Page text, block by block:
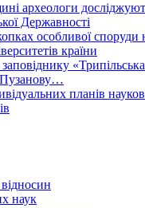
археологи
Державності
особливої
країни
Пузанову…
планів
наук